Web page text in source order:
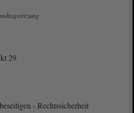
29
- Rechtssicherheit